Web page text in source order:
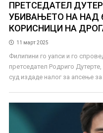
ПРЕТСЕДАТЕЛ
УБИВАЊЕТО НА НАД
КОРИСНИЦИ НА
11 март 2025
Филипини го уапси и го
претседател Родриго
суд издаде налог за апсење за